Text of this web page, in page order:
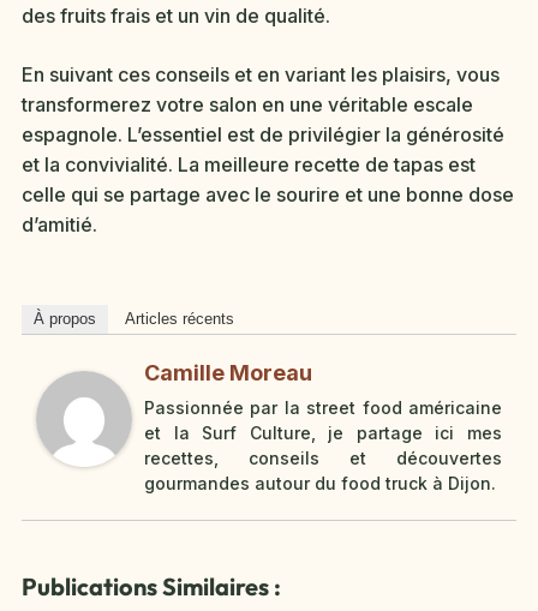
des fruits frais et un vin de qualité.
En suivant ces conseils et en variant les plaisirs, vous
transformerez votre salon en une véritable escale
espagnole. L’essentiel est de privilégier la générosité
et la convivialité. La meilleure recette de tapas est
celle qui se partage avec le sourire et une bonne dose
d’amitié.
À propos Articles récents
Camille Moreau
Passionnée par la street food américaine
et la Surf Culture, je partage ici mes
recettes, conseils et découvertes
gourmandes autour du food truck à Dijon.
Publications Similaires :